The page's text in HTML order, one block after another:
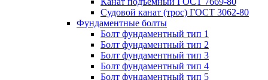
Судовой канат (трос) ГОСТ 3062-80
Фундаментные болты
Болт фундаментный тип 1
Болт фундаментный тип 2
Болт фундаментный тип 3
Болт фундаментный тип 4
Болт фундаментный тип 5